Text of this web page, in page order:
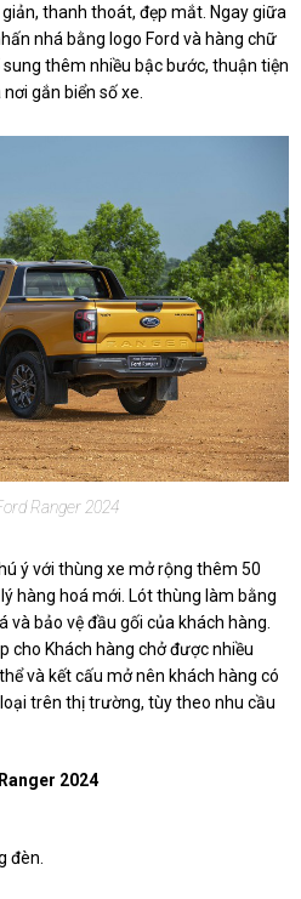
thanh thoát, đẹp mắt. Ngay giữa
nhá bằng logo Ford và hàng chữ
thêm nhiều bậc bước, thuận tiện
gắn biển số xe.
Ranger 2024
ý với thùng xe mở rộng thêm 50
hàng hoá mới. Lót thùng làm bằng
bảo vệ đầu gối của khách hàng.
cho Khách hàng chở được nhiều
và kết cấu mở nên khách hàng có
trên thị trường, tùy theo nhu cầu
2024
đèn.